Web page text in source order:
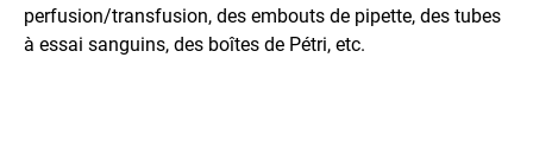
perfusion/transfusion, des embouts de pipette, des tubes
à essai sanguins, des boîtes de Pétri, etc.